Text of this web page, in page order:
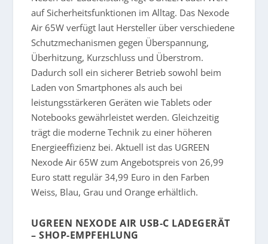
auf Sicherheitsfunktionen im Alltag. Das Nexode
Air 65W verfügt laut Hersteller über verschiedene
Schutzmechanismen gegen Überspannung,
Überhitzung, Kurzschluss und Überstrom.
Dadurch soll ein sicherer Betrieb sowohl beim
Laden von Smartphones als auch bei
leistungsstärkeren Geräten wie Tablets oder
Notebooks gewährleistet werden. Gleichzeitig
trägt die moderne Technik zu einer höheren
Energieeffizienz bei. Aktuell ist das UGREEN
Nexode Air 65W zum Angebotspreis von 26,99
Euro statt regulär 34,99 Euro in den Farben
Weiss, Blau, Grau und Orange erhältlich.
UGREEN NEXODE AIR USB-C LADEGERÄT
– SHOP-EMPFEHLUNG